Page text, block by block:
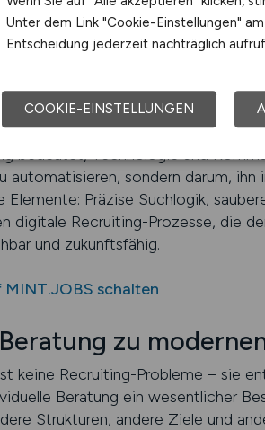
spielt eine immer größere Rolle.
die nicht für mobile Geräte
für nahtlose Darstellungen,
– ein entscheidender Faktor,
bedeutet, Technologie und
automatisieren, sondern darum,
Elemente: Präzise Suchlogik,
digitale Recruiting-Prozesse, die
und zukunftsfähig.
schalten
zu
keine Recruiting-Probleme – sie
Beratung ein wesentlicher
Strukturen, andere Ziele und
Unter dem Link "Cookie-Einstellungen"
Entscheidung jederzeit nachträglich
COOKIE-EINSTELLUNGEN